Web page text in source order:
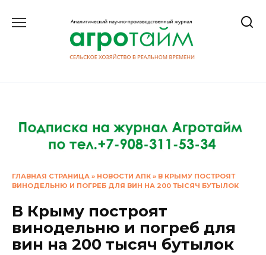
ГЛАВНАЯ СТРАНИЦА » НОВОСТИ АПК » В КРЫМУ ПОСТРОЯТ
ВИНОДЕЛЬНЮ И ПОГРЕБ ДЛЯ ВИН НА 200 ТЫСЯЧ БУТЫЛОК
В Крыму построят
винодельню и погреб для
вин на 200 тысяч бутылок